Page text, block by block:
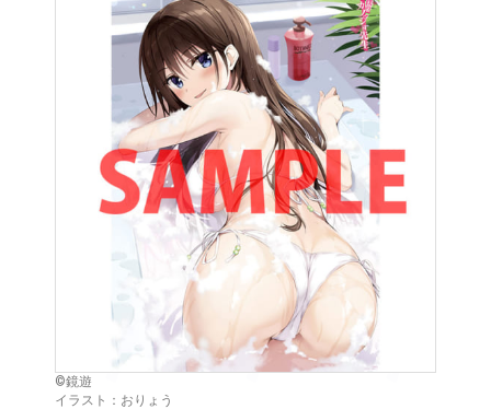
©鏡遊
イラスト：おりょう